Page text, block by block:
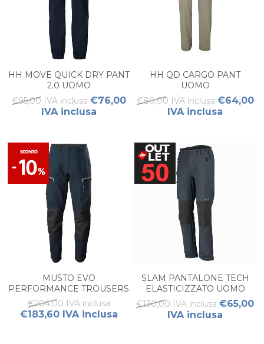
HH MOVE QUICK DRY PANT
2.0 UOMO
€95,00 IVA inclusa €76,00
IVA inclusa
HH QD CARGO PANT
UOMO
€80,00 IVA inclusa €64,00
IVA inclusa
MUSTO EVO
PERFORMANCE TROUSERS
UOMO
€204,00 IVA inclusa
€183,60 IVA inclusa
SLAM PANTALONE TECH
ELASTICIZZATO UOMO
€130,00 IVA inclusa €65,00
IVA inclusa